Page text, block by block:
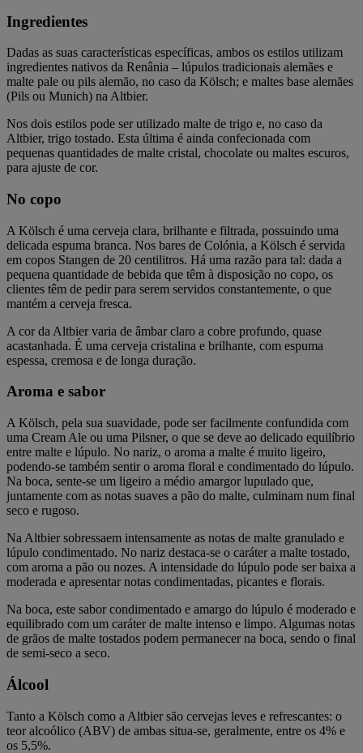
Ingredientes
Dadas as suas características específicas, ambos os estilos utilizam
ingredientes nativos da Renânia – lúpulos tradicionais alemães e
malte pale ou pils alemão, no caso da Kölsch; e maltes base alemães
(Pils ou Munich) na Altbier.
Nos dois estilos pode ser utilizado malte de trigo e, no caso da
Altbier, trigo tostado. Esta última é ainda confecionada com
pequenas quantidades de malte cristal, chocolate ou maltes escuros,
para ajuste de cor.
No copo
A Kölsch é uma cerveja clara, brilhante e filtrada, possuindo uma
delicada espuma branca. Nos bares de Colónia, a Kölsch é servida
em copos Stangen de 20 centilitros. Há uma razão para tal: dada a
pequena quantidade de bebida que têm à disposição no copo, os
clientes têm de pedir para serem servidos constantemente, o que
mantém a cerveja fresca.
A cor da Altbier varia de âmbar claro a cobre profundo, quase
acastanhada. É uma cerveja cristalina e brilhante, com espuma
espessa, cremosa e de longa duração.
Aroma e sabor
A Kölsch, pela sua suavidade, pode ser facilmente confundida com
uma Cream Ale ou uma Pilsner, o que se deve ao delicado equilíbrio
entre malte e lúpulo. No nariz, o aroma a malte é muito ligeiro,
podendo-se também sentir o aroma floral e condimentado do lúpulo.
Na boca, sente-se um ligeiro a médio amargor lupulado que,
juntamente com as notas suaves a pão do malte, culminam num final
seco e rugoso.
Na Altbier sobressaem intensamente as notas de malte granulado e
lúpulo condimentado. No nariz destaca-se o caráter a malte tostado,
com aroma a pão ou nozes. A intensidade do lúpulo pode ser baixa a
moderada e apresentar notas condimentadas, picantes e florais.
Na boca, este sabor condimentado e amargo do lúpulo é moderado e
equilibrado com um caráter de malte intenso e limpo. Algumas notas
de grãos de malte tostados podem permanecer na boca, sendo o final
de semi-seco a seco.
Álcool
Tanto a Kölsch como a Altbier são cervejas leves e refrescantes: o
teor alcoólico (ABV) de ambas situa-se, geralmente, entre os 4% e
os 5,5%.